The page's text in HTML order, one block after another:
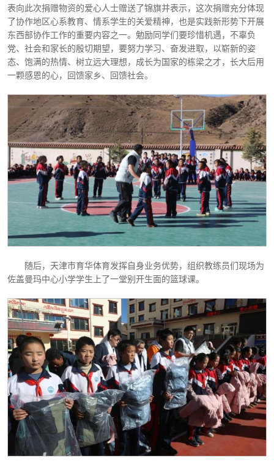
表向此次捐赠物资的爱心人士赠送了锦旗并表示，这次捐赠充分体现
了协作地区心系教育、情系学生的关爱精神，也是实践新形势下开展
东西部协作工作的重要内容之一。勉励同学们要珍惜机遇，不辜负
党、社会和家长的殷切期望，要努力学习、奋发进取，以崭新的姿
态、饱满的热情、树立远大理想，成长为国家的栋梁之才，长大后用
一颗感恩的心，回馈家乡、回馈社会。
随后，天津市育华体育发挥自身业务优势，组织教练员们现场为
佐盖曼玛中心小学学生上了一堂别开生面的篮球课。